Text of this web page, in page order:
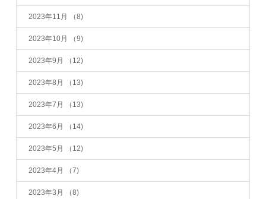
2023年11月 （8)
2023年10月 （9)
2023年9月 （12)
2023年8月 （13)
2023年7月 （13)
2023年6月 （14)
2023年5月 （12)
2023年4月 （7)
2023年3月 （8)